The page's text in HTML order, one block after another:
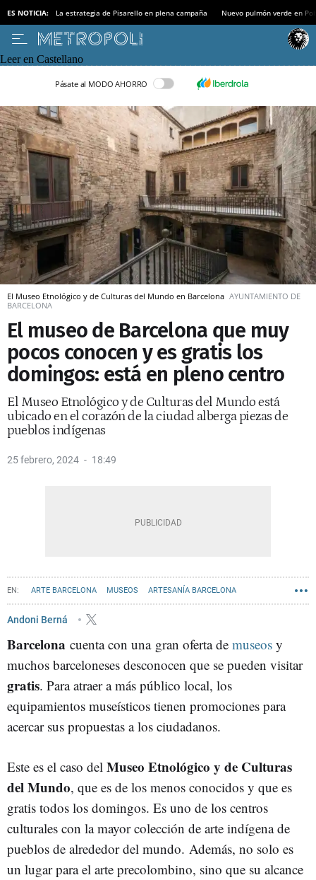
ES NOTICIA: La estrategia de Pisarello en plena campaña Nuevo pulmón verde en
Leer en Castellano
Pásate al MODO AHORRO
El Museo Etnológico y de Culturas del Mundo en Barcelona AYUNTAMIENTO DE
BARCELONA
El museo de Barcelona que muy
pocos conocen y es gratis los
domingos: está en pleno centro
El Museo Etnológico y de Culturas del Mundo está
ubicado en el corazón de la ciudad alberga piezas de
pueblos indígenas
25 febrero, 2024 18:49
ARTE BARCELONA MUSEOS ARTESANÍA BARCELONA
Andoni Berná
Barcelona cuenta con una gran oferta de museos y
muchos barceloneses desconocen que se pueden visitar
gratis. Para atraer a más público local, los
equipamientos museísticos tienen promociones para
acercar sus propuestas a los ciudadanos.
Este es el caso del Museo Etnológico y de Culturas
del Mundo, que es de los menos conocidos y que es
gratis todos los domingos. Es uno de los centros
culturales con la mayor colección de arte indígena de
pueblos de alrededor del mundo. Además, no solo es
un lugar para el arte precolombino, sino que su alcance